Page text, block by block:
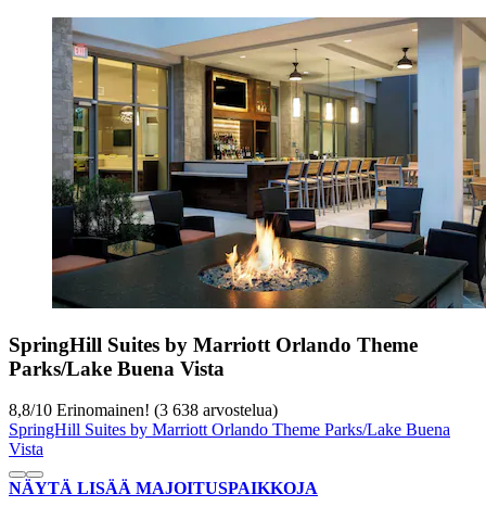
SpringHill Suites by Marriott Orlando Theme
Parks/Lake Buena Vista
8,8/10 Erinomainen! (3 638 arvostelua)
SpringHill Suites by Marriott Orlando Theme Parks/Lake Buena
Vista
NÄYTÄ LISÄÄ MAJOITUSPAIKKOJA